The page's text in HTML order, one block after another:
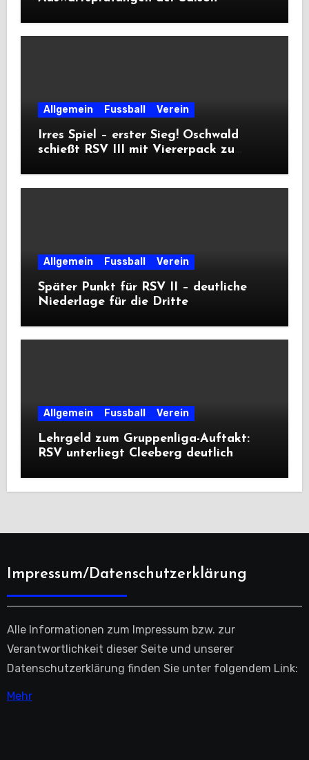
Allgemein Fussball Verein
Irres Spiel – erster Sieg! Oschwald
schießt RSV III mit Viererpack zu
Allgemein Fussball Verein
Später Punkt für RSV II – deutliche
Niederlage für die Dritte
Allgemein Fussball Verein
Lehrgeld zum Gruppenliga-Auftakt:
RSV unterliegt Cleeberg deutlich
Impressum/Datenschutzerklärung
Alle Informationen zum Impressum bzw. zur
Verantwortlichkeit dieser Seite und unserer
Datenschutzerklärung finden Sie unter folgendem Link:
Mehr